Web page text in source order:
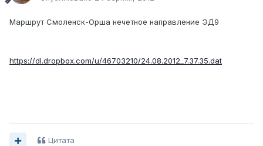
Маршрут Смоленск-Орша нечетное направление ЭД9
https://dl.dropbox.com/u/46703210/24.08.2012_7.37.35.dat
Цитата